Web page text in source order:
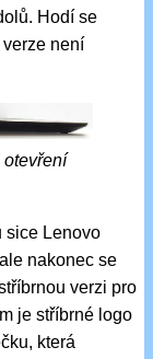
Hodí se
není
otevření
sice Lenovo
nakonec se
verzi pro
je stříbrné logo
která